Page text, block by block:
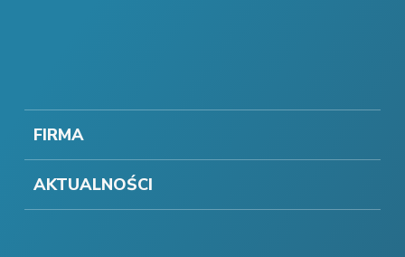
FIRMA
AKTUALNOŚCI